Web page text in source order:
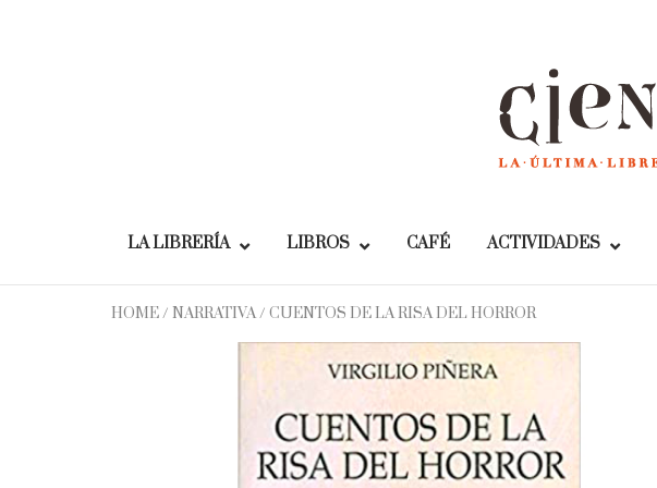
LA LIBRERÍA LIBROS CAFÉ ACTIVIDADES
HOME/ NARRATIVA/ CUENTOS DE LA RISA DEL HORROR